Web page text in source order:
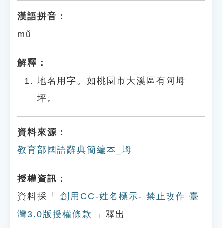
漢語拼音：
mǔ
解釋：
地名用字。如桃園市大溪區有阿坶
坪。
資料來源：
教育部國語辭典簡編本_坶
授權資訊：
資料採「
創用CC-姓名標示- 禁止改作 臺
灣3.0版授權條款
」釋出